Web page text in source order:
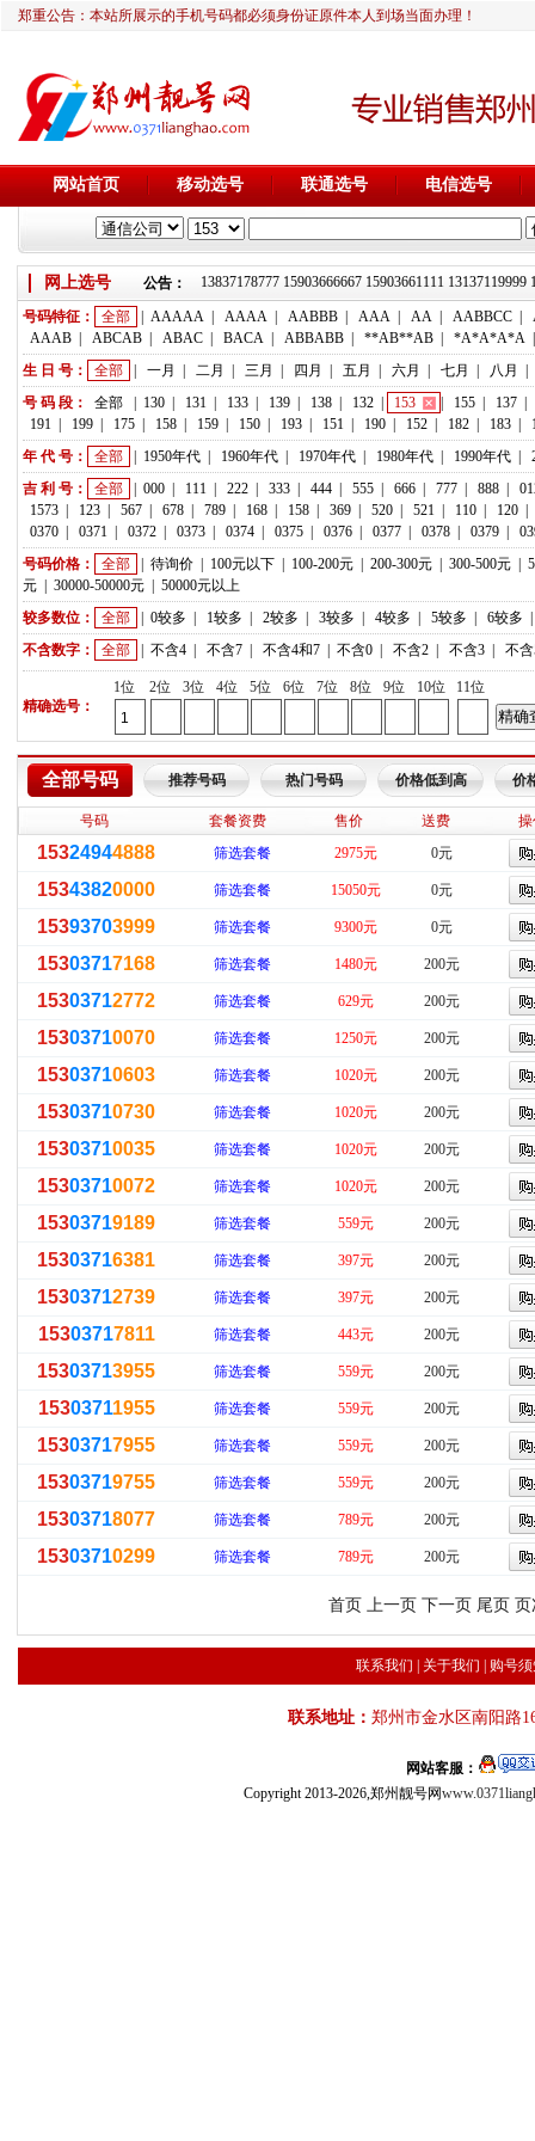
郑重公告：本站所展示的手机号码都必须身份证原件本人到场当面办理！
网站首页 移动选号 联通选号 电信选号
网上选号 公告：
靓号推荐：18236933666 13837178777 15903666667 15903661111
号码特征： 全部 AAAAA AAAA AABBB AAA AA AABBCC
AAAB
ABCAB ABAC BACA ABBABB **AB**AB *A*A*A*A
生 日 号：
全部 一月 二月 三月 四月 五月 六月 七月 八月
号 码 段：
全部 130 131 133 139 138 132 153 155 137
191
199 175 158 159 150 193 151 190 152 182 183
年 代 号：
全部 1950年代 1960年代 1970年代 1980年代 1990年代
吉 利 号：
全部 000 111 222 333 444 555 666 777 888
1573
123 567 678 789 168 158 369 520 521 110 120
0370
0371 0372 0373 0374 0375 0376 0377 0378 0379
号码价格：
全部 待询价 100元以下 100-200元 200-300元 300-500元
元
30000-50000元
50000元以上
较多数位：
全部 0较多 1较多 2较多 3较多 4较多 5较多 6较多
不含数字：
全部 不含4 不含7 不含4和7 不含0 不含2 不含3 不
精确选号：
1位 2位 3位 4位 5位 6位 7位 8位 9位 10位 11位
全部号码 推荐号码 热门号码 价格低到高 价
号码 套餐资费 售价 送费
15324944888 筛选套餐 2975元 0元
15343820000 筛选套餐 15050元 0元
15393703999 筛选套餐 9300元 0元
15303717168 筛选套餐 1480元 200元
15303712772 筛选套餐 629元 200元
15303710070 筛选套餐 1250元 200元
15303710603 筛选套餐 1020元 200元
15303710730 筛选套餐 1020元 200元
15303710035 筛选套餐 1020元 200元
15303710072 筛选套餐 1020元 200元
15303719189 筛选套餐 559元 200元
15303716381 筛选套餐 397元 200元
15303712739 筛选套餐 397元 200元
15303717811 筛选套餐 443元 200元
15303713955 筛选套餐 559元 200元
15303711955 筛选套餐 559元 200元
15303717955 筛选套餐 559元 200元
15303719755 筛选套餐 559元 200元
15303718077 筛选套餐 789元 200元
15303710299 筛选套餐 789元 200元
首页 上一页 下一页 尾页页
联系我们 关于我们 购号
联系地址： 郑州市金水区南阳路
网站客服：
Copyright 2013-2026,郑州靓号网